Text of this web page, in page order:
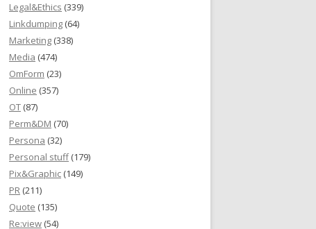
Legal&Ethics (339)
Linkdumping (64)
Marketing (338)
Media (474)
OmForm (23)
Online (357)
OT (87)
Perm&DM (70)
Persona (32)
Personal stuff(179)
Pix&Graphic (149)
PR (211)
Quote (135)
Re:view (54)